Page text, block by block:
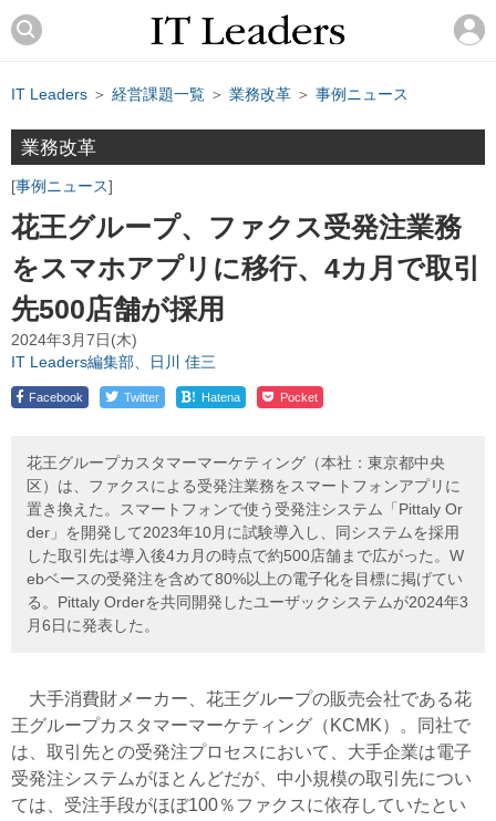
IT Leaders ＞ 経営課題一覧 ＞ 業務改革 ＞ 事例ニュース
業務改革
事例ニュース
花王グループ、ファクス受発注業務
をスマホアプリに移行、4カ月で取引
先500店舗が採用
2024年3月7日(木)
IT Leaders編集部、日川 佳三
Facebook Twitter ! Hatena Pocket
花王グループカスタマーマーケティング（本社：東京都中央
区）は、ファクスによる受発注業務をスマートフォンアプリに
置き換えた。スマートフォンで使う受発注システム「Pittaly Or
der」を開発して2023年10月に試験導入し、同システムを採用
した取引先は導入後4カ月の時点で約500店舗まで広がった。W
ebベースの受発注を含めて80%以上の電子化を目標に掲げてい
る。Pittaly Orderを共同開発したユーザックシステムが2024年3
月6日に発表した。
大手消費財メーカー、 花王グループの販売会社である花
王グループカスタマーマーケティング（KCMK）。同社で
は、 取引先との受発注プロセスにおいて、 大手企業は電子
受発注システムがほとんどだが、中小規模の取引先につい
ては、受注手段がほぼ100％ファクスに依存していたとい